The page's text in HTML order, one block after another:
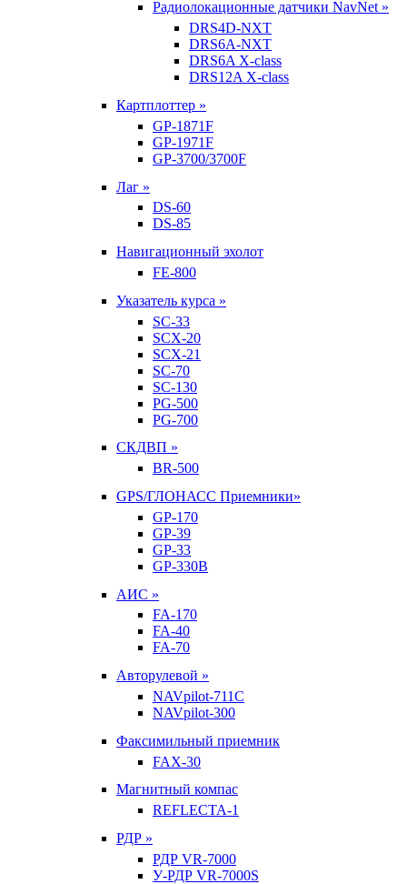
Радиолокационные датчики NavNet »
DRS4D-NXT
DRS6A-NXT
DRS6A X-class
DRS12A X-class
Картплоттер »
GP-1871F
GP-1971F
GP-3700/3700F
Лаг »
DS-60
DS-85
Навигационный эхолот
FE-800
Указатель курса »
SC-33
SCX-20
SCX-21
SC-70
SC-130
PG-500
PG-700
СКДВП »
BR-500
GPS/ГЛОНАСС Приемники»
GP-170
GP-39
GP-33
GP-330B
АИС »
FA-170
FA-40
FA-70
Авторулевой »
NAVpilot-711С
NAVpilot-300
Факсимильный приемник
FAX-30
Магнитный компас
REFLECTA-1
РДР »
РДР VR-7000
У-РДР VR-7000S